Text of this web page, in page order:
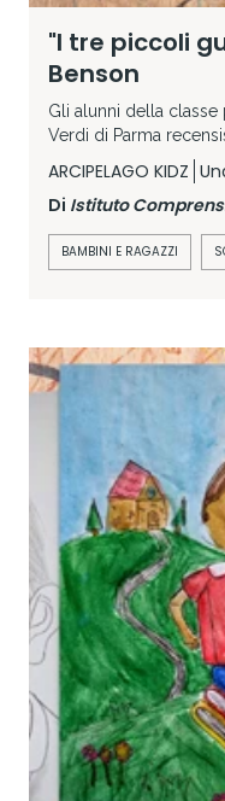
"I tre piccoli
Benson
Gli alunni della
Verdi di Parma
ARCIPELAGO KIDZ
Di Istituto
BAMBINI E RAGAZZI